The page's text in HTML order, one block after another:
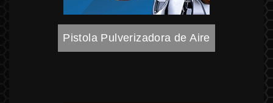
Pistola Pulverizadora de Aire